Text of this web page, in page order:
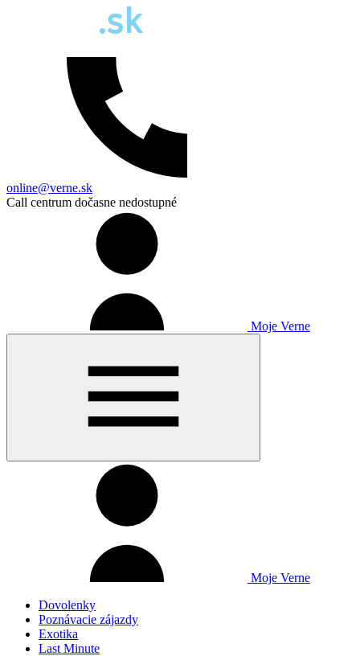
online@verne.sk
Call centrum dočasne nedostupné
Moje Verne
Moje Verne
Dovolenky
Poznávacie zájazdy
Exotika
Last Minute